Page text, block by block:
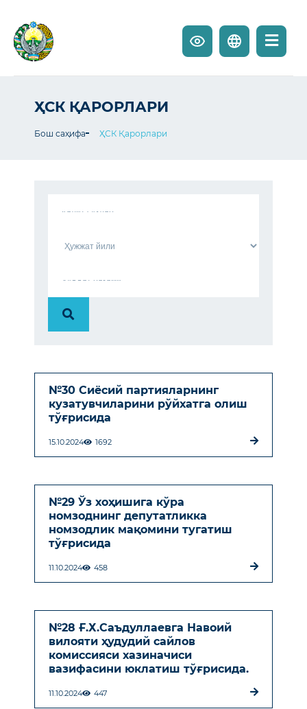
ҲСК ҚАРОРЛАРИ
Бош саҳифа ҲСК Қарорлари
№30 Сиёсий партияларнинг
кузатувчиларини рўйхатга олиш
тўғрисида
15.10.2024 1692
№29 Ўз хоҳишига кўра
номзоднинг депутатликка
номзодлик мақомини тугатиш
тўғрисида
11.10.2024 458
№28 Ғ.Х.Саъдуллаевга Навоий
вилояти ҳудудий сайлов
комиссияси хазиначиси
вазифасини юклатиш тўғрисида.
11.10.2024 447